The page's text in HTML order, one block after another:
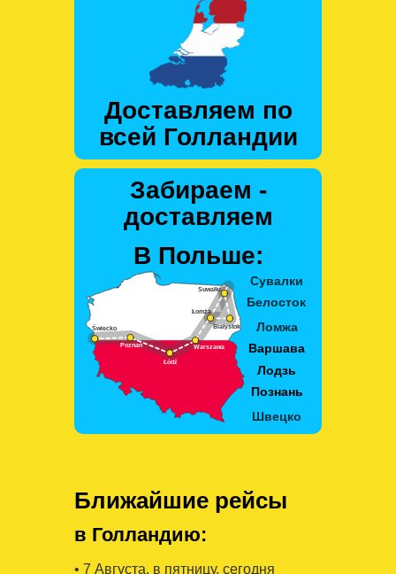
Доставляем по
всей Голландии
Забираем -
доставляем
В Польше:
Ближайшие рейсы
в Голландию:
• 7 Августa, в пятницу, сегодня